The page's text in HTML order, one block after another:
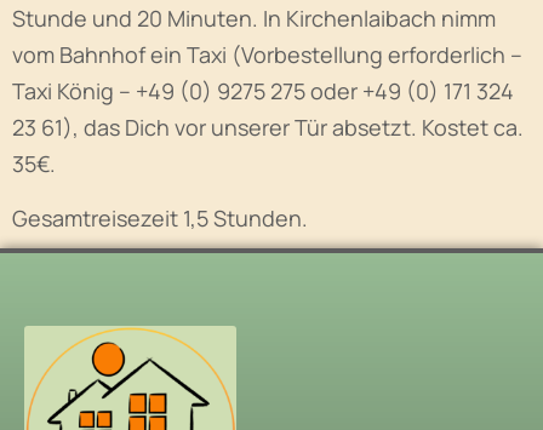
Stunde und 20 Minuten. In Kirchenlaibach nimm
vom Bahnhof ein Taxi (Vorbestellung erforderlich –
Taxi König – +49 (0) 9275 275 oder +49 (0) 171 324
23 61), das Dich vor unserer Tür absetzt. Kostet ca.
35€.
Gesamtreisezeit 1,5 Stunden.